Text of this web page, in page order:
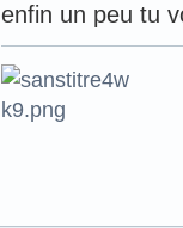
enfin un peu tu